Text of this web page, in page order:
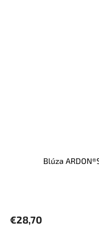
Blúza
€28,70